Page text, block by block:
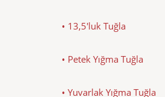
• 13,5'luk Tuğla
• Petek Yığma Tuğla
• Yuvarlak Yığma Tuğla